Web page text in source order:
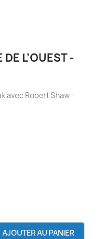
L’OUEST -
avec Robert Shaw -
AJOUTER AU PANIER